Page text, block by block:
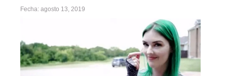
Fecha: agosto 13, 2019